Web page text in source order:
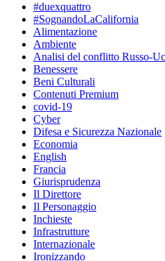
#duexquattro
#SognandoLaCalifornia
Alimentazione
Ambiente
Analisi del conflitto Russo-
Benessere
Beni Culturali
Contenuti Premium
covid-19
Cyber
Difesa e Sicurezza Nazionale
Economia
English
Francia
Giurisprudenza
Il Direttore
Il Personaggio
Inchieste
Infrastrutture
Internazionale
Ironizzando